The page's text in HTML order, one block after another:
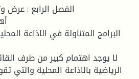
الفصل الرابع : عرض
الرياضية بالاذاعة المحلية والتي